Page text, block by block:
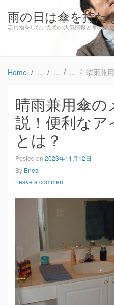
雨の日は傘を持た
忘れ物をしないための天気情報と傘の必
Home 晴雨兼用傘のメリットを解
晴雨兼用傘
説！便利なア
とは？
Posted on 2023年11月12日
By Enea
Leave a comment